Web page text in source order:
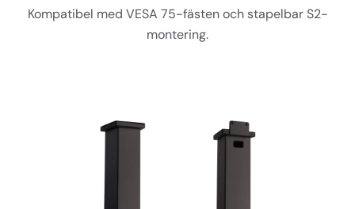
Kompatibel med VESA 75-fästen och stapelbar S2-
montering.